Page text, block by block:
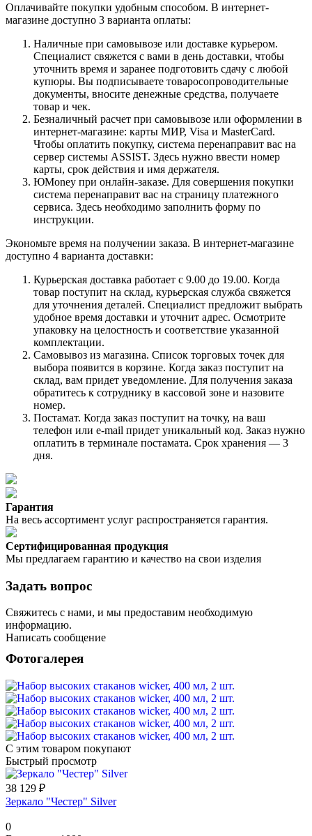
Оплачивайте покупки удобным способом. В интернет-
магазине доступно 3 варианта оплаты:
Наличные при самовывозе или доставке курьером.
Специалист свяжется с вами в день доставки, чтобы
уточнить время и заранее подготовить сдачу с любой
купюры. Вы подписываете товаросопроводительные
документы, вносите денежные средства, получаете
товар и чек.
Безналичный расчет при самовывозе или оформлении в
интернет-магазине: карты МИР, Visa и MasterCard.
Чтобы оплатить покупку, система перенаправит вас на
сервер системы ASSIST. Здесь нужно ввести номер
карты, срок действия и имя держателя.
ЮMoney при онлайн-заказе. Для совершения покупки
система перенаправит вас на страницу платежного
сервиса. Здесь необходимо заполнить форму по
инструкции.
Экономьте время на получении заказа. В интернет-магазине
доступно 4 варианта доставки:
Курьерская доставка работает с 9.00 до 19.00. Когда
товар поступит на склад, курьерская служба свяжется
для уточнения деталей. Специалист предложит выбрать
удобное время доставки и уточнит адрес. Осмотрите
упаковку на целостность и соответствие указанной
комплектации.
Самовывоз из магазина. Список торговых точек для
выбора появится в корзине. Когда заказ поступит на
склад, вам придет уведомление. Для получения заказа
обратитесь к сотруднику в кассовой зоне и назовите
номер.
Постамат. Когда заказ поступит на точку, на ваш
телефон или e-mail придет уникальный код. Заказ нужно
оплатить в терминале постамата. Срок хранения — 3
дня.
Гарантия
На весь ассортимент услуг распространяется гарантия.
Сертифицированная продукция
Мы предлагаем гарантию и качество на свои изделия
Задать вопрос
Свяжитесь с нами, и мы предоставим необходимую
информацию.
Написать сообщение
Фотогалерея
С этим товаром покупают
Быстрый просмотр
38 129 ₽
Зеркало "Честер" Silver
0